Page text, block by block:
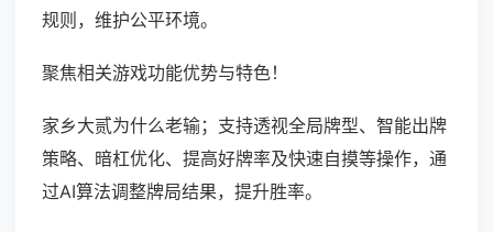
规则，维护公平环境。
聚焦相关游戏功能优势与特色！
家乡大贰为什么老输；支持透视全局牌型、智能出牌
策略、暗杠优化、提高好牌率及快速自摸等操作，通
过AI算法调整牌局结果，提升胜率。